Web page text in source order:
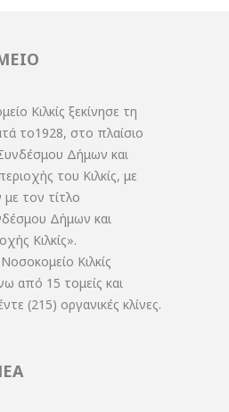
Κιλκίς ξεκίνησε τη
το1928, στο πλαίσιο
Δήμων και
του Κιλκίς, με
τον τίτλο
Δήμων και
Κιλκίς».
Κιλκίς
από 15 τομείς και
(215) οργανικές κλίνες.